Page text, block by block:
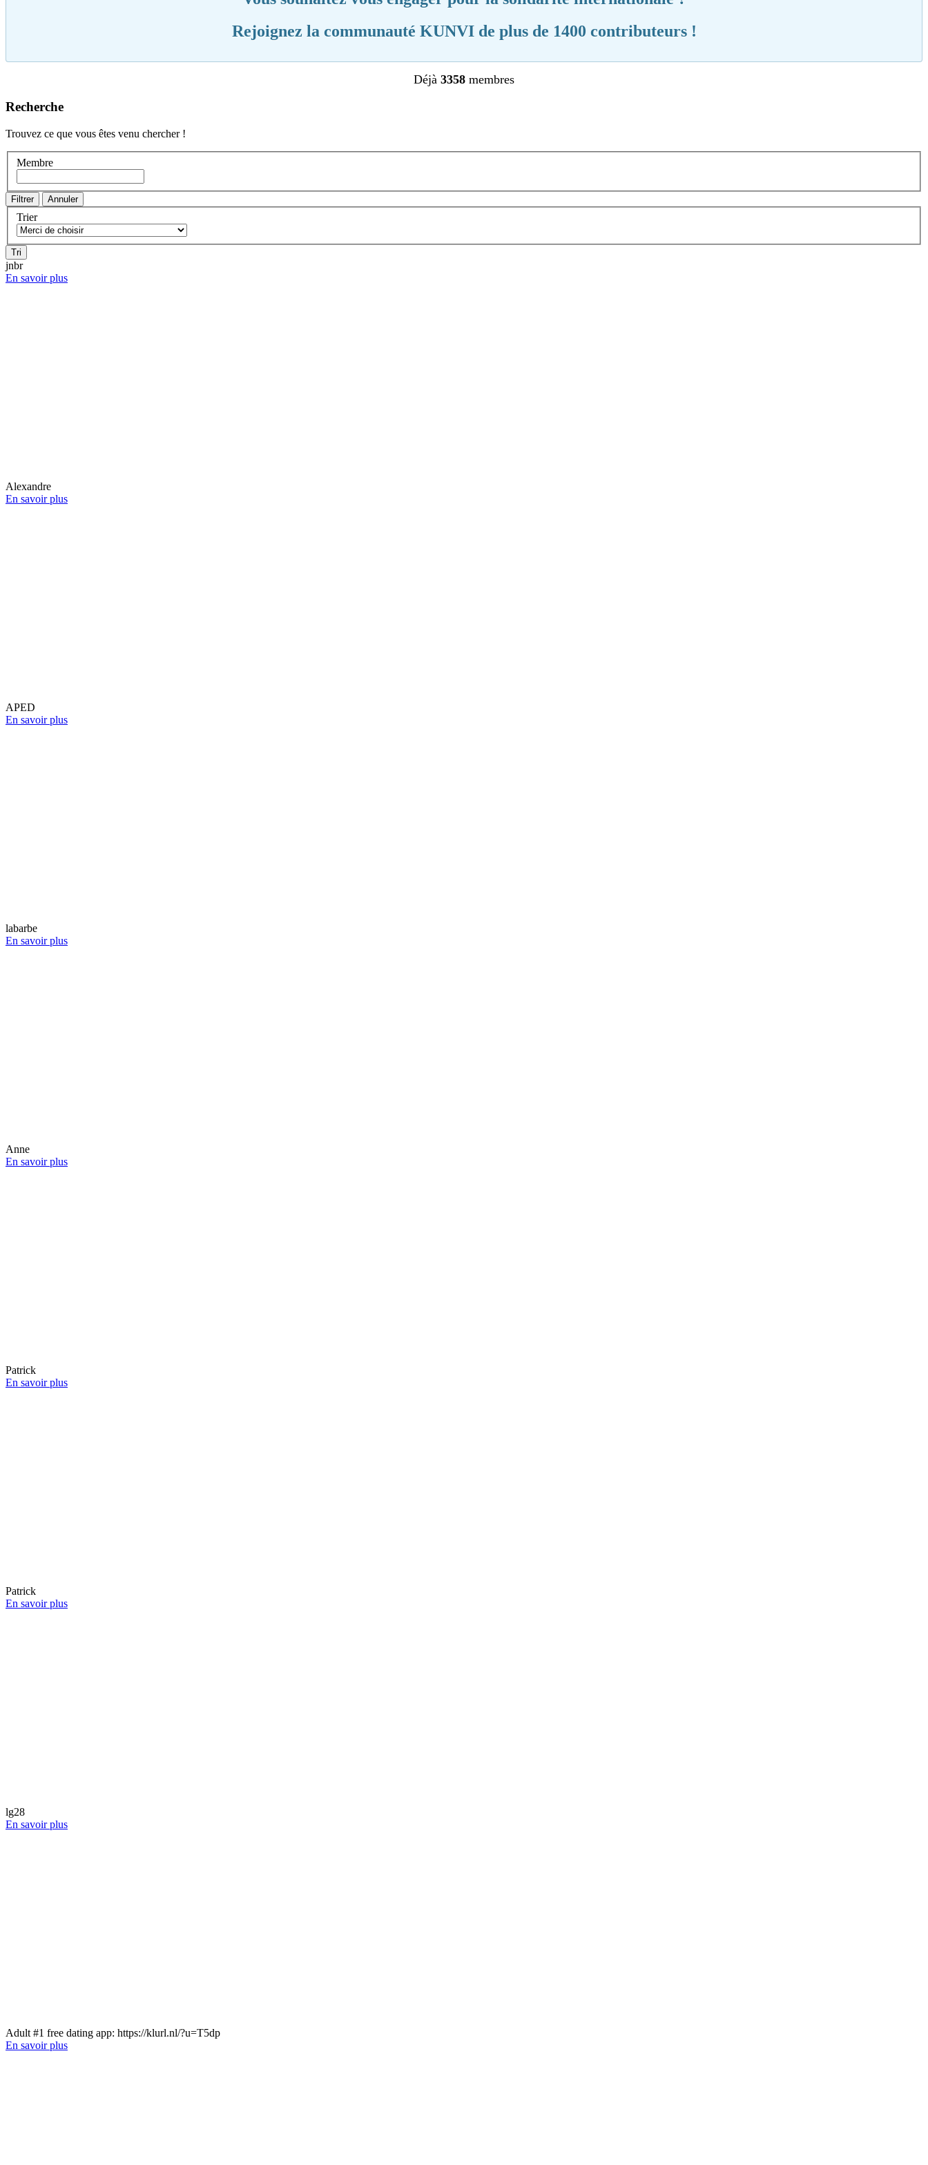
Rejoignez la communauté KUNVI de plus de 1400 contributeurs !
Déjà 3358 membres
Recherche
Trouvez ce que vous êtes venu chercher !
Membre
Trier
jnbr
En savoir plus
Alexandre
En savoir plus
APED
En savoir plus
labarbe
En savoir plus
Anne
En savoir plus
Patrick
En savoir plus
Patrick
En savoir plus
lg28
En savoir plus
Аdult #1 frеe dаting aрр: https://klurl.nl/?u=T5dp
En savoir plus